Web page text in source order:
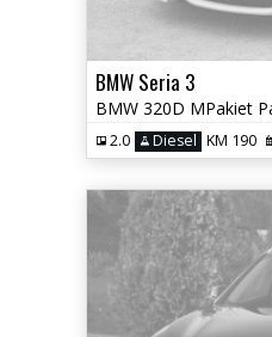
BMW Seria 3
2.0 Diesel KM 190